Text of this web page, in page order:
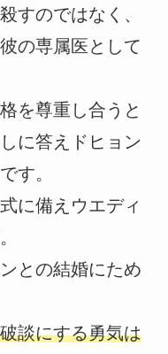
すのではなく、
の専属医として
を尊重し合うと
に答えドヒョン
す。
に備えウエディ
との結婚にため
談にする勇気は